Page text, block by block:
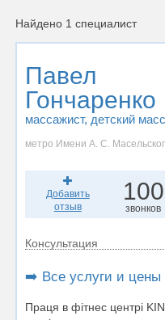
Найдено 1 специалист
Павел
Гончаренко
массажист, детский
метро Имени А. С.
Добавить
отзыв
100
звонков
Консультация
➡️ Все услуги и цены
Праця в фітнес центрі